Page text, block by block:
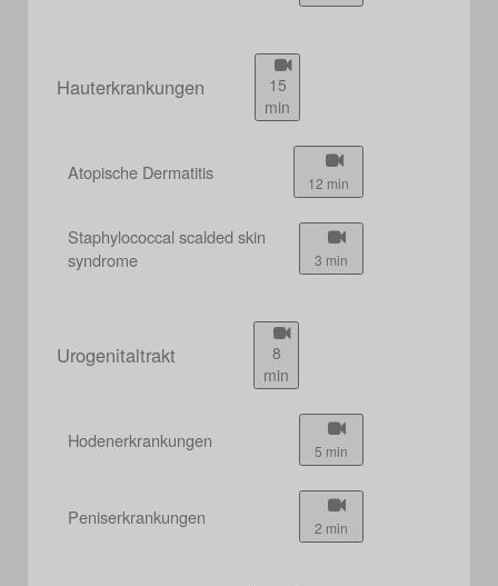
Hauterkrankungen
15
min
Atopische Dermatitis 12 min
Staphylococcal scalded skin
syndrome
3 min
Urogenitaltrakt
8
min
Hodenerkrankungen 5 min
Peniserkrankungen 2 min